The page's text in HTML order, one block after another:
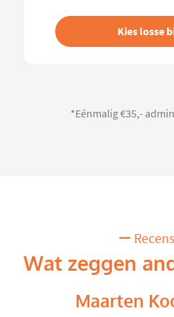
Kies losse
*Eénmalig €35,-
Wat zeggen
Maarten